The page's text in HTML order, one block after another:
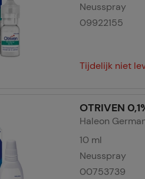
Neusspray
09922155
Tijdelijk niet
OTRIVEN
Haleon
10 ml
Neusspray
00753739